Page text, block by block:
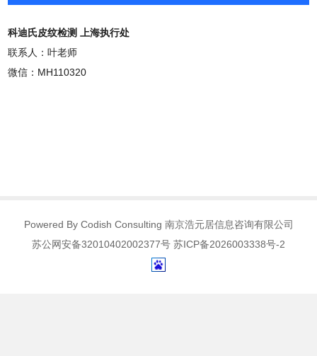
科迪氏皮纹检测 上海执行处
联系人：叶老师
微信：MH110320
Powered By Codish Consulting 南京浩元居信息咨询有限公司
苏公网安备32010402002377号 苏ICP备2026003338号-2